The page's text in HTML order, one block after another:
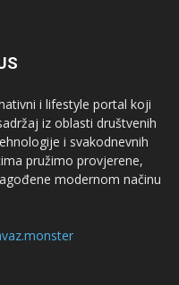
i lifestyle portal koji
iz oblasti društvenih
i svakodnevnih
pružimo provjerene,
modernom načinu